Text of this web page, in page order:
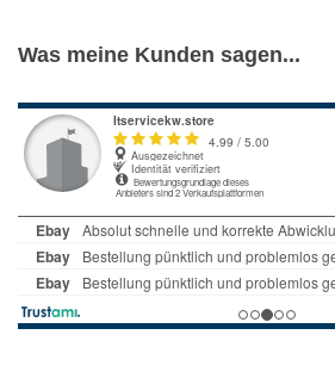
Was meine Kunden sagen...